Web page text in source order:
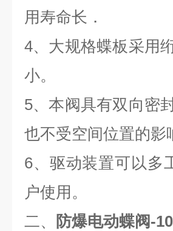
用寿命长．
4、大规格蝶板采用
小。
5、本阀具有双向密
也不受空间位置的影
6、驱动装置可以多
户使用。
二、
防爆电动蝶阀-